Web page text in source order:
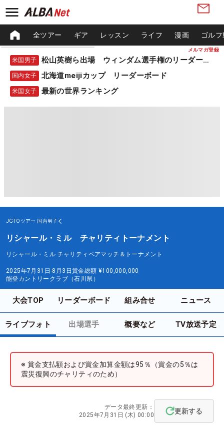
メルマガ登録
全ツアー ギア レッスン ライフ 漫画 ゴル
米国男子 松山英樹ら出場 ウィンダム選手権のリーダーボード
国内女子 北海道meijiカップ リーダーボード
米国女子 最新の世界ランキング
JGTOツアー 国内男子
リシャール・ミル チャリティトーナメント
リシャール・ミル チャリティペアマッチ＆トーナメント
2025年7月31日-8月3日賞金総額 ¥100,000,000
能登カントリークラブ（石川県）
大会TOP リーダーボード 組み合せ ニュース
ライブフォト 出場選手 概要など TV放送予定
※ 賞金支払額および賞金加算金額は95％（賞金の5％は
震災復興のチャリティのため）
データ最終更新：
2025年7月31日 (木) 00:00
更新する